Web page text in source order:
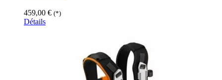
459,00 € (*)
Détails